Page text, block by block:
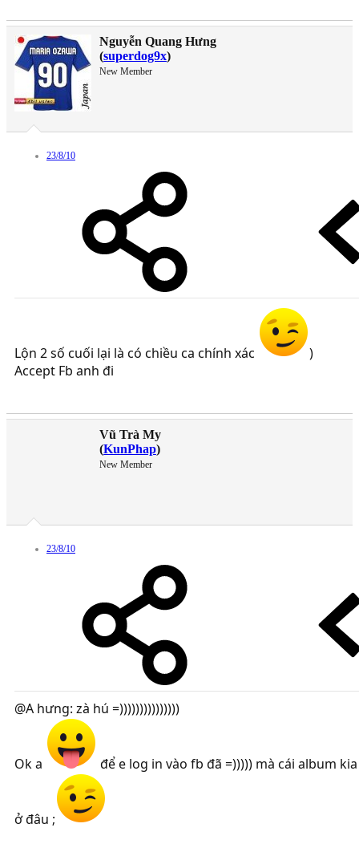
Nguyễn Quang Hưng
(superdog9x)
New Member
23/8/10
Lộn 2 số cuối lại là có chiều ca chính xác
)
Accept Fb anh đi
Vũ Trà My
(KunPhap)
New Member
23/8/10
@A hưng: zà hú =)))))))))))))))
Ok a để e log in vào fb đã =))))) mà cái album kia
ở đâu ;